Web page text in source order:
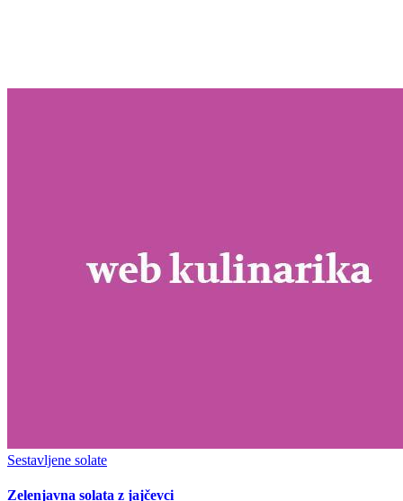
Sestavljene solate
Zelenjavna solata z jajčevci